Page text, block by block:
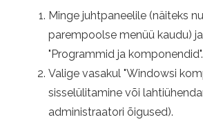
Minge juhtpaneelile (näiteks
parempoolse menüü kaudu)
"Programmid ja komponendid".
Valige vasakul "Windowsi
sisselülitamine või
administraatori õigused).